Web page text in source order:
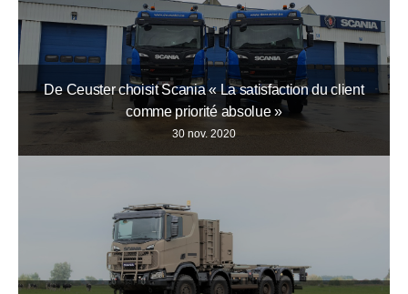
De Ceuster choisit Scania « La satisfaction du client
comme priorité absolue »
30 nov. 2020